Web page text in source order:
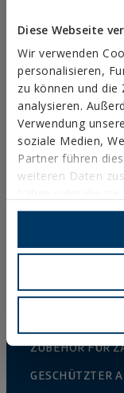
Diese Webseite
Wir verwenden
personalisieren,
zu können und die
analysieren.
Verwendung
soziale Medien,
Partner führen
weiteren Daten
gesammelt haben.
PRODUKTE
METALLANKER
CHEMISCHE
FIXIERUNG
BLINDNIETEN
ZUBEHÖR FÜR
ZUBEHÖR FÜR
GESCHÜTZTER